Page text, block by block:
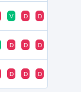
V D D
D D D
D D D